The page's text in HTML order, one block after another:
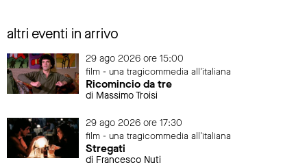
altri eventi in arrivo
29 ago 2026 ore 15:00
film - una tragicommedia all'italiana
Ricomincio da tre
di Massimo Troisi
29 ago 2026 ore 17:30
film - una tragicommedia all'italiana
Stregati
di Francesco Nuti